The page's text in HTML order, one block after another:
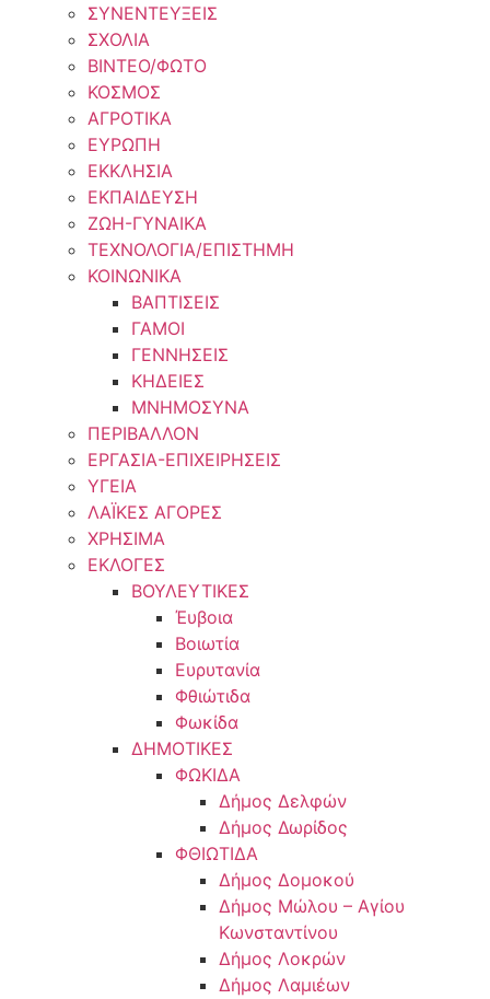
ΣΥΝΕΝΤΕΥΞΕΙΣ
ΣΧΟΛΙΑ
ΒΙΝΤΕΟ/ΦΩΤΟ
ΚΟΣΜΟΣ
ΑΓΡΟΤΙΚΑ
ΕΥΡΩΠΗ
ΕΚΚΛΗΣΙΑ
ΕΚΠΑΙΔΕΥΣΗ
ΖΩΗ-ΓΥΝΑΙΚΑ
ΤΕΧΝΟΛΟΓΙΑ/ΕΠΙΣΤΗΜΗ
ΚΟΙΝΩΝΙΚΑ
ΒΑΠΤΙΣΕΙΣ
ΓΑΜΟΙ
ΓΕΝΝΗΣΕΙΣ
ΚΗΔΕΙΕΣ
ΜΝΗΜΟΣΥΝΑ
ΠΕΡΙΒΑΛΛΟΝ
ΕΡΓΑΣΙΑ-ΕΠΙΧΕΙΡΗΣΕΙΣ
ΥΓΕΙΑ
ΛΑΪΚΕΣ ΑΓΟΡΕΣ
ΧΡΗΣΙΜΑ
ΕΚΛΟΓΕΣ
ΒΟΥΛΕΥΤΙΚΕΣ
Έυβοια
Βοιωτία
Ευρυτανία
Φθιώτιδα
Φωκίδα
ΔΗΜΟΤΙΚΕΣ
ΦΩΚΙΔΑ
Δήμος Δελφών
Δήμος Δωρίδος
ΦΘΙΩΤΙΔΑ
Δήμος Δομοκού
Δήμος Μώλου – Αγίου
Κωνσταντίνου
Δήμος Λοκρών
Δήμος Λαμιέων